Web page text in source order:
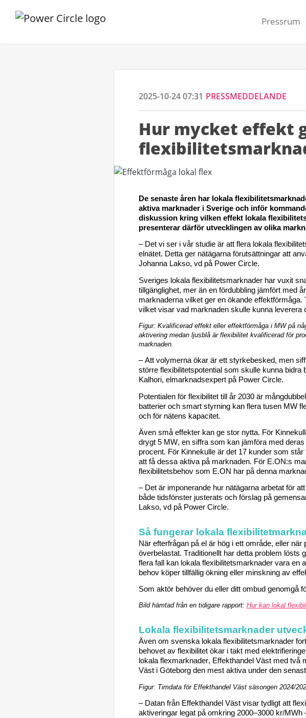
Pressrum
2025-10-24 07:31 PRESSMEDDELANDE
Hur mycket effekt
De senaste åren har lokala
aktiva marknader i Sverige och inför
diskussion kring vilken effekt lokala
presenterar därför utvecklingen av olika
– Det vi ser i vår studie är att flera lokala
elnätet. Detta ger nätägarna förutsättningar att
Johanna Lakso, vd på Power Circle.
Sveriges lokala flexibilitetsmarknader har vuxit
tillgänglighet, mer än en fördubbling jämfört med
marknaderna vilket ger en ökande effektförmåga.
vilket visar vad marknaden skulle kunna leverera
Figur: Kvalificerad effekt eller effektförmåga i MW på
aktivering medan ljusblå är flexibilitet kvalificerad för
marknaden.
– Att volymerna ökar är ett styrkebesked, men
större flexibilitetspotential som skulle kunna bidra
Kalhori, elmarknadsexpert på Power Circle.
Potentialen för flexibilitet till år 2030 är
batterier och smart styrning kan flera tusen MW
och för nätens kapacitet.
Även små effekter kan ge stor nytta. För
drygt 5 MW, en siffra som kan jämföra med deras
procent. För Kinnekulle är det 17 kunder som står
att få dessa aktiva på marknaden. För E.ON:s
flexibilitetsbehov som E.ON har på denna
– Det är imponerande hur nätägarna arbetat för
både tidsfönster justerats och förslag på
Lakso, vd på Power Circle.
Så fungerar lokala
När efterfrågan på el är hög i ett område, eller när
överbelastat. Traditionellt har detta problem lösts
flera fall kan l okala flexibilitetsmarknader vara en
behov köper tillfällig ökning eller minskning av
Som aktör behöver du eller ditt ombud genomgå
Bild hämtad från en tidigare rapport: Hur kan lokal
Lokala flexibilitetsmarknader
Även om svenska lokala flexibilitetsmarknader
behovet av flexibilitet ökar i takt med
lokala flexmarknader, Effekthandel Väst med två
Väst i Göteborg den mest aktiva under den
Figur: Timdata för Effekthandel Väst säsongen 2024/
– Datan från Effekthandel Väst visar tydligt att
aktiveringar legat på omkring 2000–3000 kr/MWh